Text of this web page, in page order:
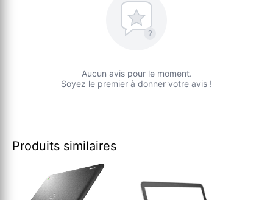
?
Aucun avis pour le moment.
Soyez le premier à donner votre avis !
Produits similaires